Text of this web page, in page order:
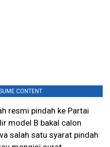
CONTENT
resmi pindah ke Partai
model B bakal calon
salah satu syarat pindah